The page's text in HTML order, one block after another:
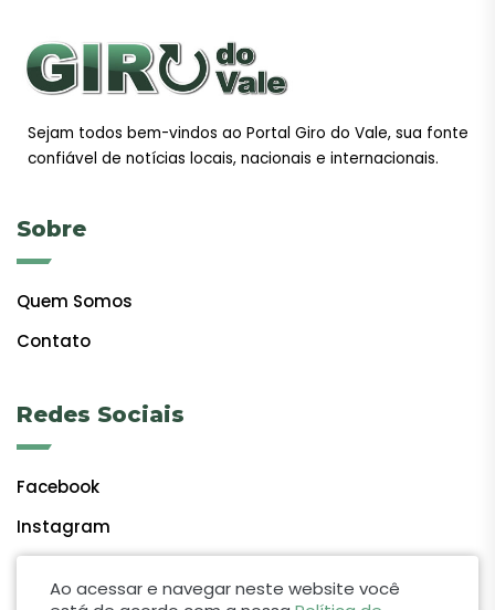
Sejam todos bem-vindos ao Portal Giro do Vale, sua fonte
confiável de notícias locais, nacionais e internacionais.
Sobre
Quem Somos
Contato
Redes Sociais
Facebook
Instagram
Ao acessar e navegar neste website você